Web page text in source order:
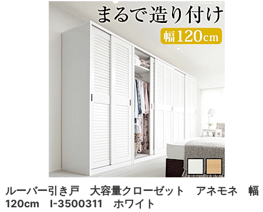
ルーバー引き戸 大容量クローゼット アネモネ 幅
120cm I-3500311 ホワイト